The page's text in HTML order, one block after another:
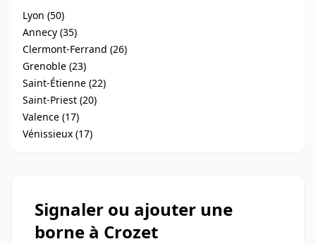
Lyon (50)
Annecy (35)
Clermont-Ferrand (26)
Grenoble (23)
Saint-Étienne (22)
Saint-Priest (20)
Valence (17)
Vénissieux (17)
Signaler ou ajouter une
borne à Crozet